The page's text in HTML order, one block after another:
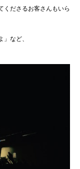
くださるお客さんもいら
」など、